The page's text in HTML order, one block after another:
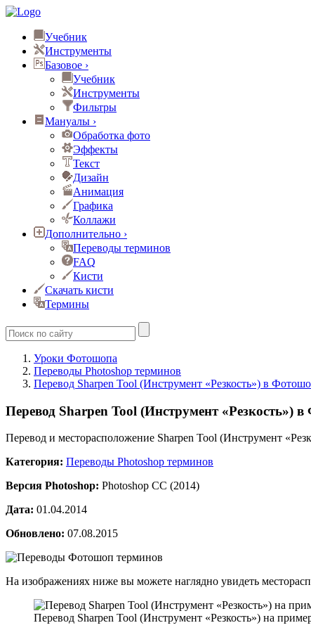
Учебник
Инструменты
Базовое ›
Учебник
Инструменты
Фильтры
Мануалы ›
Обработка фото
Эффекты
Текст
Дизайн
Анимация
Графика
Коллажи
Дополнительно ›
Переводы терминов
FAQ
Кисти
Скачать кисти
Термины
Уроки Фотошопа
Переводы Photoshop терминов
Перевод Sharpen Tool (Инструмент «Резкость») в
Перевод Sharpen Tool (Инструмент «Резкость»)
Перевод и месторасположение Sharpen Tool (Инструмент
Категория: Переводы Photoshop терминов
Версия Photoshop: Photoshop CC (2014)
Дата: 01.04.2014
Обновлено: 07.08.2015
На изображениях ниже вы можете наглядно увидеть
Перевод Sharpen Tool (Инструмент «Резкость») на